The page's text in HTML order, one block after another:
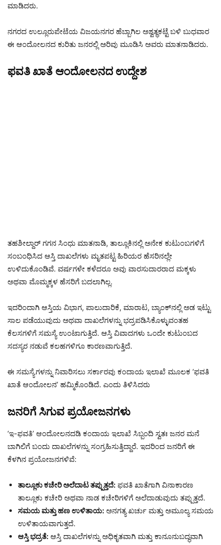
ಮಾಡಿದರು.
ನಗರದ ಉಲ್ಲೂರುಪೇಟೆಯ ವಿಜಯನಗರ ಹೆಬ್ಬಾಗಿಲ ಅಶ್ವತ್ಥಕಟ್ಟೆ ಬಳಿ ಬುಧವಾರ
ಈ ಆಂದೋಲನದ ಕುರಿತು ಜನರಲ್ಲಿ ಅರಿವು ಮೂಡಿಸಿ ಅವರು ಮಾತನಾಡಿದರು.
ಫವತಿ ಖಾತೆ ಆಂದೋಲನದ ಉದ್ದೇಶ
ತಹಶೀಲ್ದಾರ್ ಗಗನ ಸಿಂಧು ಮಾತನಾಡಿ, ತಾಲ್ಲೂಕಿನಲ್ಲಿ ಅನೇಕ ಕುಟುಂಬಗಳಿಗೆ
ಸಂಬಂಧಿಸಿದ ಆಸ್ತಿ ದಾಖಲೆಗಳು ಮೃತಪಟ್ಟ ಹಿರಿಯರ ಹೆಸರಿನಲ್ಲೇ
ಉಳಿದುಕೊಂಡಿವೆ. ವರ್ಷಗಳೇ ಕಳೆದರೂ ಅವು ವಾರಸುದಾರರಾದ ಮಕ್ಕಳು
ಅಥವಾ ಮೊಮ್ಮಕ್ಕಳ ಹೆಸರಿಗೆ ಬದಲಾಗಿಲ್ಲ.
ಇದರಿಂದಾಗಿ ಆಸ್ತಿಯ ವಿಭಾಗ, ಪಾಲುದಾರಿಕೆ, ಮಾರಾಟ, ಬ್ಯಾಂಕ್‌ನಲ್ಲಿ ಅಡ ಇಟ್ಟು
ಸಾಲ ಪಡೆಯುವುದು ಅಥವಾ ದಾಖಲೆಗಳನ್ನು ಭದ್ರಪಡಿಸಿಕೊಳ್ಳುವಂತಹ
ಕೆಲಸಗಳಿಗೆ ಸಮಸ್ಯೆ ಉಂಟಾಗುತ್ತಿದೆ. ಆಸ್ತಿ ವಿವಾದಗಳು ಒಂದೇ ಕುಟುಂಬದ
ಸದಸ್ಯರ ನಡುವೆ ಕಲಹಗಳಿಗೂ ಕಾರಣವಾಗುತ್ತಿದೆ.
ಈ ಸಮಸ್ಯೆಗಳನ್ನು ನಿವಾರಿಸಲು ಸರ್ಕಾರವು ಕಂದಾಯ ಇಲಾಖೆ ಮೂಲಕ ‘ಫವತಿ
ಖಾತೆ ಆಂದೋಲನ’ ಹಮ್ಮಿಕೊಂಡಿದೆ. ಎಂದು ತಿಳಿಸಿದರು
ಜನರಿಗೆ ಸಿಗುವ ಪ್ರಯೋಜನಗಳು
‘ಇ-ಫವತಿ’ ಆಂದೋಲನದಡಿ ಕಂದಾಯ ಇಲಾಖೆ ಸಿಬ್ಬಂದಿ ಸ್ವತಃ ಜನರ ಮನೆ
ಬಾಗಿಲಿಗೆ ಬಂದು ದಾಖಲೆಗಳನ್ನು ಸಂಗ್ರಹಿಸುತ್ತಿದ್ದಾರೆ. ಇದರಿಂದ ಜನರಿಗೆ ಈ
ಕೆಳಗಿನ ಪ್ರಯೋಜನಗಳಿವೆ:
ತಾಲ್ಲೂಕು ಕಚೇರಿ ಅಲೆದಾಟ ತಪ್ಪುತ್ತದೆ: ಫವತಿ ಖಾತೆಗಾಗಿ ವಿನಾಕಾರಣ
ತಾಲ್ಲೂಕು ಕಚೇರಿ ಅಥವಾ ನಾಡ ಕಚೇರಿಗಳಿಗೆ ಅಲೆದಾಡುವುದು ತಪ್ಪುತ್ತದೆ.
ಸಮಯ ಮತ್ತು ಹಣ ಉಳಿತಾಯ: ಅನಗತ್ಯ ಖರ್ಚು ಮತ್ತು ಅಮೂಲ್ಯ ಸಮಯ
ಉಳಿತಾಯವಾಗುತ್ತದೆ.
ಆಸ್ತಿ ಭದ್ರತೆ: ಆಸ್ತಿ ದಾಖಲೆಗಳನ್ನು ಅಧಿಕೃತವಾಗಿ ಮತ್ತು ಕಾನೂನುಬದ್ಧವಾಗಿ